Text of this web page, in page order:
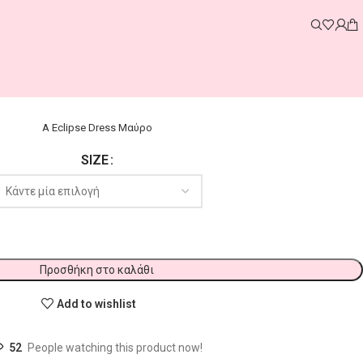
A Eclipse Dress Μαύρο
SIZE
Προσθήκη στο καλάθι
Add to wishlist
52 People watching this product now!